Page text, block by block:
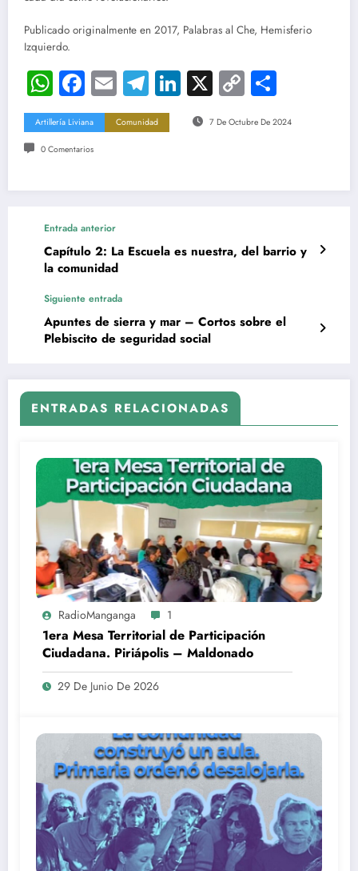
Publicado originalmente en 2017, Palabras al Che, Hemisferio
Izquierdo.
WhatsApp
Facebook
EmailTelegram
LinkedIn
X Copy
Link
Artillería Liviana Comunidad 7 De Octubre De 2024
0 Comentarios
Entrada anterior
Capítulo 2: La Escuela es nuestra, del barrio y
la comunidad
Siguiente entrada
Apuntes de sierra y mar – Cortos sobre el
Plebiscito de seguridad social
ENTRADAS RELACIONADAS
RadioManganga 1
1era Mesa Territorial de Participación
Ciudadana. Piriápolis – Maldonado
29 De Junio De 2026